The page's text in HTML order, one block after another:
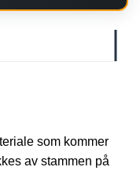
som kommer
av stammen på